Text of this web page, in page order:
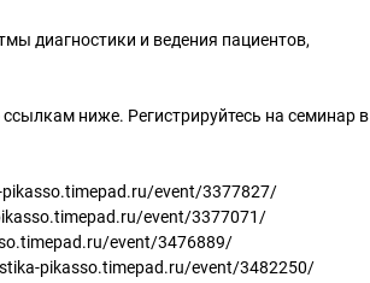
диагностики и ведения пациентов,
ниже. Регистрируйтесь на семинар в
event/3377827/
event/3377071/
event/3476889/
pikasso.timepad.ru/event/3482250/